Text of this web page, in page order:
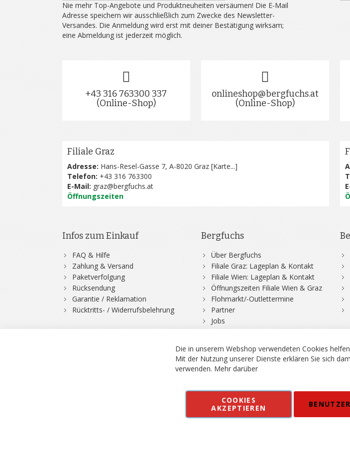
Nie mehr Top-Angebote und Produktneuheiten versäumen! Die E-Mail
Adresse speichern wir ausschließlich zum Zwecke des Newsletter-
Versandes. Die Anmeldung wird erst mit deiner Bestätigung wirksam;
eine Abmeldung ist jederzeit möglich.
+43 316 763300 337
(Online-Shop)
onlineshop@bergfuchs.at
(Online-Shop)
Filiale Graz
Adresse: Hans-Resel-Gasse 7, A-8020 Graz [Karte...]
Telefon: +43 316 763300
E-Mail: graz@bergfuchs.at
Öffnungszeiten
Infos zum Einkauf
FAQ & Hilfe
Zahlung & Versand
Paketverfolgung
Rücksendung
Garantie / Reklamation
Rücktritts- / Widerrufsbelehrung
Bergfuchs
Über Bergfuchs
Filiale Graz: Lageplan & Kontakt
Filiale Wien: Lageplan & Kontakt
Öffnungszeiten Filiale Wien & Graz
Flohmarkt/-Outlettermine
Partner
Jobs
Vertrag widerrufen Kontakt AGB
Alle Preise inkl. MWSt. in EUR, Angebot solange Vorrat
Die in unserem Webshop verwendeten Cookies
Mit der Nutzung unserer Dienste erklären Sie sich
verwenden. Mehr darüber
COOKIES
AKZEPTIEREN